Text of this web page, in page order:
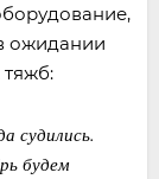
ожидании
тяжб:
судились.
будем